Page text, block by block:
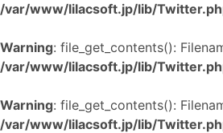
/var/www/lilacsoft.jp/lib/
Warning: file_get_contents():
/var/www/lilacsoft.jp/lib/
Warning: file_get_contents():
/var/www/lilacsoft.jp/lib/